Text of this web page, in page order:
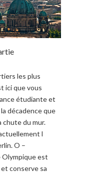
les plus
ici que vous
étudiante et
décadence que
chute du mur.
l
O –
Olympique est
conserve sa